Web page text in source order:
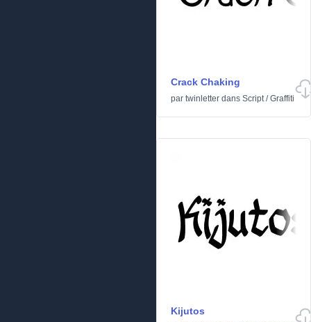
Crack Chaking
par twinletter dans Script/Graffiti
Kijutos